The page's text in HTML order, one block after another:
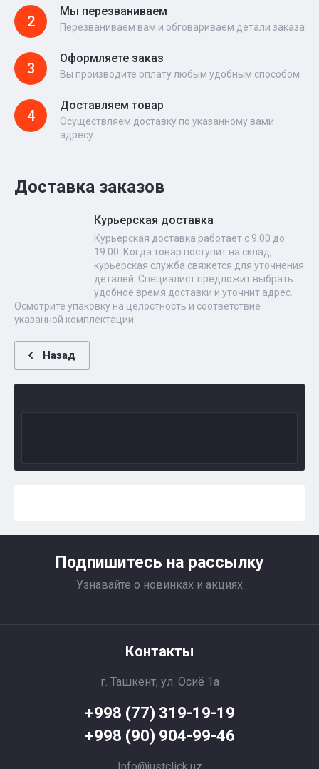
2
Мы перезваниваем
Перезваниваем вам и обговариваем детали заказа
3
Оформляете заказ
Вы производите оплату любым удобным способом
4
Доставляем товар
Осуществляем доставку по указанному вами
адресу
Доставка заказов
Курьерская доставка
Курьерская доставка работает с 9.00 до
19.00. Когда товар поступит на склад,
курьерская служба свяжется для уточнения
деталей. Специалист предложит выбрать
удобное время доставки и уточнит адрес.
Осмотрите упаковку на целостность и соответствие
указанной комплектации.
Назад
Подпишитесь на рассылку
Узнавайте о новинках и акциях
Контакты
г. Ташкент, ул. Осиё 1a
+998 (77) 319-19-19
+998 (90) 904-99-46